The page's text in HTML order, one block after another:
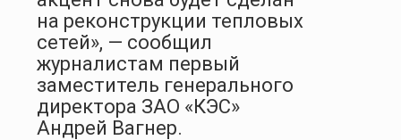
на реконструкции тепловых
сетей», — сообщил
журналистам первый
заместитель генерального
директора ЗАО «КЭС»
Андрей Вагнер.